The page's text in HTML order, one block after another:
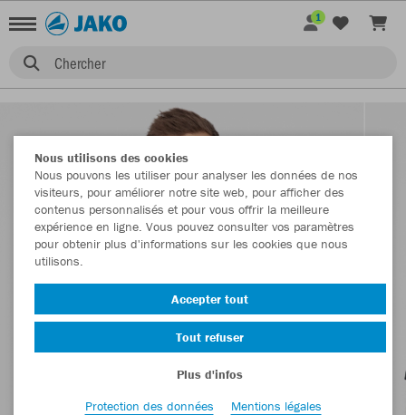
Chercher
1
Nous utilisons des cookies
Nous pouvons les utiliser pour analyser les données de nos
visiteurs, pour améliorer notre site web, pour afficher des
contenus personnalisés et pour vous offrir la meilleure
expérience en ligne. Vous pouvez consulter vos paramètres
pour obtenir plus d'informations sur les cookies que nous
utilisons.
Accepter tout
Tout refuser
Plus d'infos
Protection des données
Mentions légales